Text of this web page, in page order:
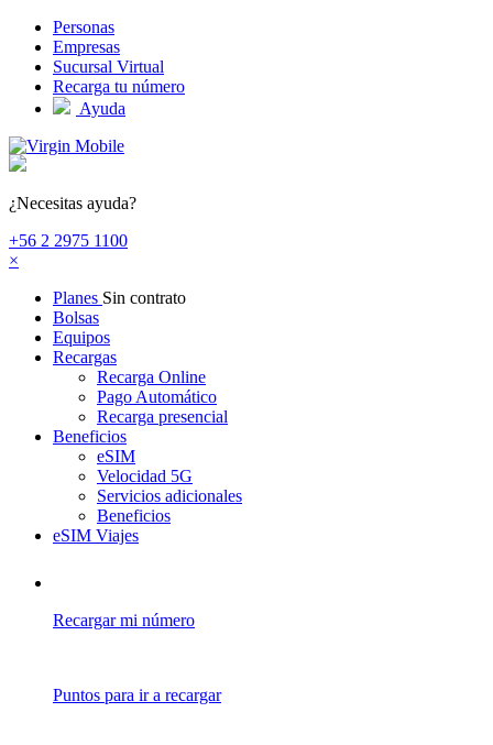
Pasar al contenido principal
Personas
Empresas
Sucursal Virtual
Recarga tu número
Ayuda
¿Necesitas ayuda?
+56 2 2975 1100
×
Planes Sin contrato
Bolsas
Equipos
Recargas
Recarga Online
Pago Automático
Recarga presencial
Beneficios
eSIM
Velocidad 5G
Servicios adicionales
Beneficios
eSIM Viajes
Recargar mi número
Puntos para ir a recargar